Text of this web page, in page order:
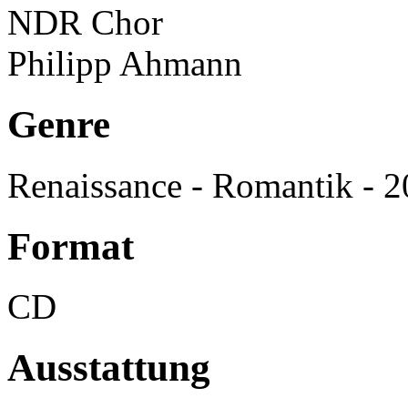
NDR Chor
Philipp Ahmann
Genre
Renaissance - Romantik -
Format
CD
Ausstattung